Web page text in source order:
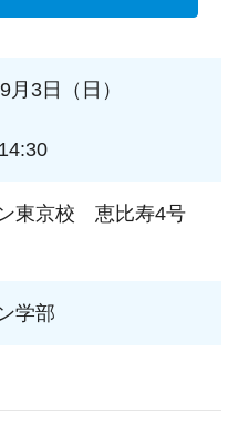
月3日（日）
東京校 恵比寿4号
学部